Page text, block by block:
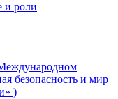
и роли
безопасность и мир
)